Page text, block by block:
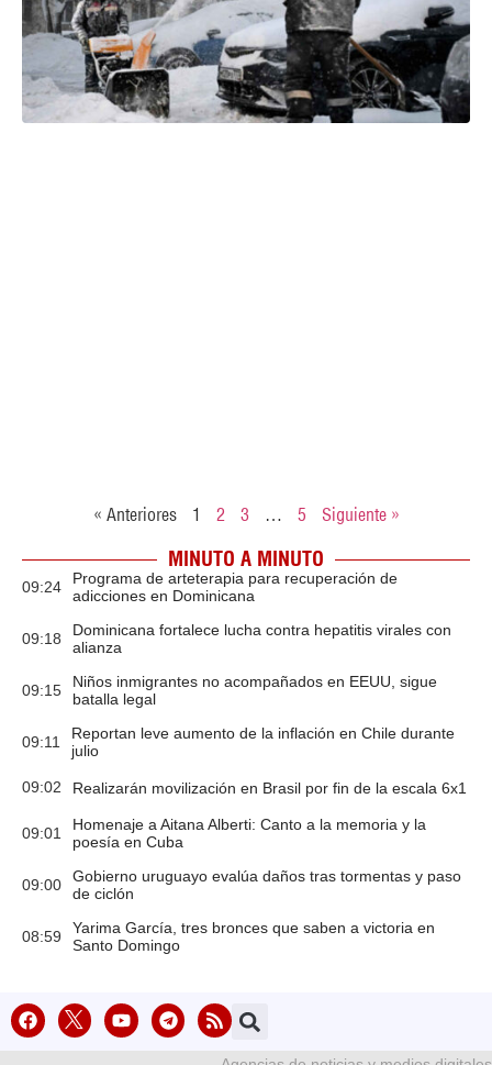
« Anteriores 1 2 3 … 5 Siguiente »
MINUTO A MINUTO
09:24
Programa de arteterapia para recuperación de
adicciones en Dominicana
09:18
Dominicana fortalece lucha contra hepatitis virales con
alianza
09:15
Niños inmigrantes no acompañados en EEUU, sigue
batalla legal
09:11
Reportan leve aumento de la inflación en Chile durante
julio
09:02 Realizarán movilización en Brasil por fin de la escala 6x1
09:01
Homenaje a Aitana Alberti: Canto a la memoria y la
poesía en Cuba
09:00
Gobierno uruguayo evalúa daños tras tormentas y paso
de ciclón
08:59
Yarima García, tres bronces que saben a victoria en
Santo Domingo